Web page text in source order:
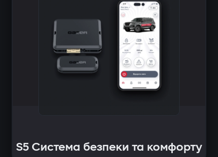
S5 Система безпеки та комфорту